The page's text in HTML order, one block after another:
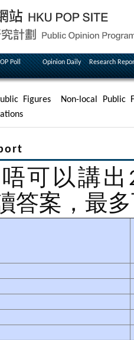
Poll Opinion Daily Research
Figures
Non-local Public
唔可以講
答案，最